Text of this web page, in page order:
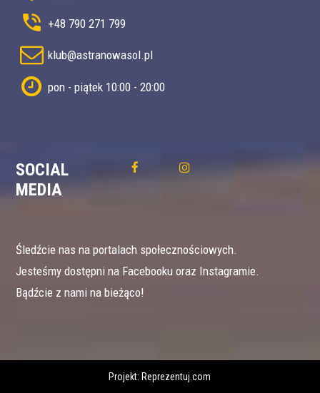
+48 790 271 799
klub@astranowasol.pl
pon - piątek 10:00 - 20:00
SOCIAL
MEDIA
Śledźcie nas na portalach społecznościowych.
Jesteśmy dostępni na Facebooku oraz Instagramie.
Bądźcie z nami na bieżąco!
Projekt: Reprezentuj.com